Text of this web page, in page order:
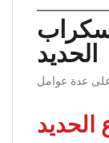
الحديد
الحديد